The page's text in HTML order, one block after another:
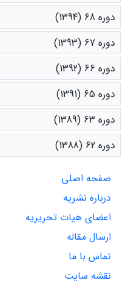
دوره 68 (1394)
دوره 67 (1393)
دوره 66 (1392)
دوره 65 (1391)
دوره 63 (1389)
دوره 62 (1388)
صفحه اصلی
درباره نشریه
اعضای هیات تحریریه
ارسال مقاله
تماس با ما
نقشه سایت